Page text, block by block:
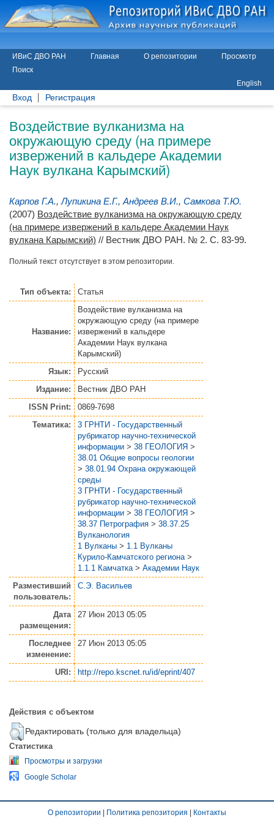
ИВиС ДВО РАН Главная О репозитории
Просмотр
Поиск
English
Вход Регистрация
Воздействие вулканизма на
окружающую среду (на примере
извержений в кальдере Академии
Наук вулкана Карымский)
Карпов Г.А.,Лупикина Е.Г., Андреев В.И., Самкова Т.Ю.
(2007) Воздействие вулканизма на окружающую среду
(на примере извержений в кальдере Академии Наук
вулкана Карымский) // Вестник ДВО РАН. № 2. С. 83-99.
Полный текст отсутствует в этом репозитории.
Тип объекта: Статья
Название:
Воздействие вулканизма на
окружающую среду (на примере
извержений в кальдере
Академии Наук вулкана
Карымский)
Язык:
Русский
Издание:
Вестник ДВО РАН
ISSN Print:
0869-7698
Тематика:
3 ГРНТИ - Государственный
рубрикатор научно-технической
информации > 38 ГЕОЛОГИЯ >
38.01 Общие вопросы геологии
> 38.01.94 Охрана окружающей
среды
3 ГРНТИ - Государственный
рубрикатор научно-технической
информации > 38 ГЕОЛОГИЯ >
38.37 Петрография > 38.37.25
Вулканология
1 Вулканы > 1.1 Вулканы
Курило-Камчатского региона >
1.1.1 Камчатка > Академии Наук
Разместивший
пользователь:
С.Э. Васильев
Дата
размещения:
27 Июн 2013 05:05
Последнее
изменение:
27 Июн 2013 05:05
URI: http://repo.kscnet.ru/id/eprint/407
Действия с объектом
Редактировать (только для владельца)
Статистика
Просмотры и загрузки
Google Scholar
О репозитории | Политика репозитория | Контакты